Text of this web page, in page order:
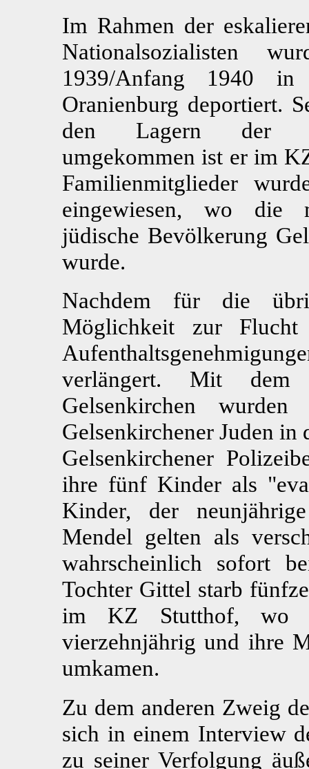
Im Rahmen der
Nationalsozialisten
1939/Anfang 1940 in
Oranienburg deportiert.
den Lagern der
umgekommen ist er im
Familienmitglieder
eingewiesen, wo die
jüdische Bevölkerung
wurde.
Nachdem für die
Möglichkeit zur Flucht
verlängert. Mit dem
Gelsenkirchen
Gelsenkirchener Juden in
Gelsenkirchener
ihre fünf Kinder als
Kinder, der
Mendel gelten als
wahrscheinlich sofort
Tochter Gittel starb
im KZ Stutthof, wo
vierzehnjährig und ihre
umkamen.
Zu dem anderen Zweig
sich in einem Interview
zu seiner Verfolgung